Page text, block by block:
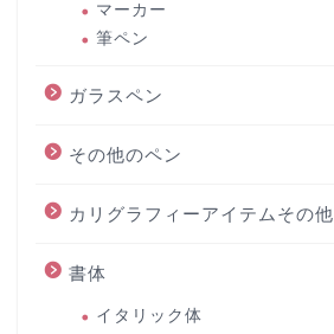
マーカー
筆ペン
ガラスペン
その他のペン
カリグラフィーアイテムその他
書体
イタリック体